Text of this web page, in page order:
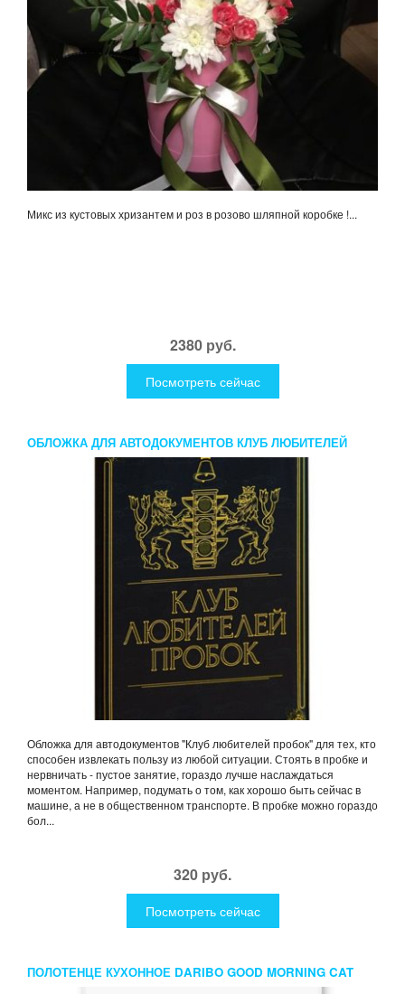
Микс из кустовых хризантем и роз в розово шляпной коробке !...
2380 руб.
Посмотреть сейчас
ОБЛОЖКА ДЛЯ АВТОДОКУМЕНТОВ КЛУБ ЛЮБИТЕЛЕЙ
ПРОБОК, КОЖЗАМ
Обложка для автодокументов "Клуб любителей пробок" для тех, кто
способен извлекать пользу из любой ситуации. Стоять в пробке и
нервничать - пустое занятие, гораздо лучше наслаждаться
моментом. Например, подумать о том, как хорошо быть сейчас в
машине, а не в общественном транспорте. В пробке можно гораздо
бол...
320 руб.
Посмотреть сейчас
ПОЛОТЕНЦЕ КУХОННОЕ DARIBO GOOD MORNING CAT